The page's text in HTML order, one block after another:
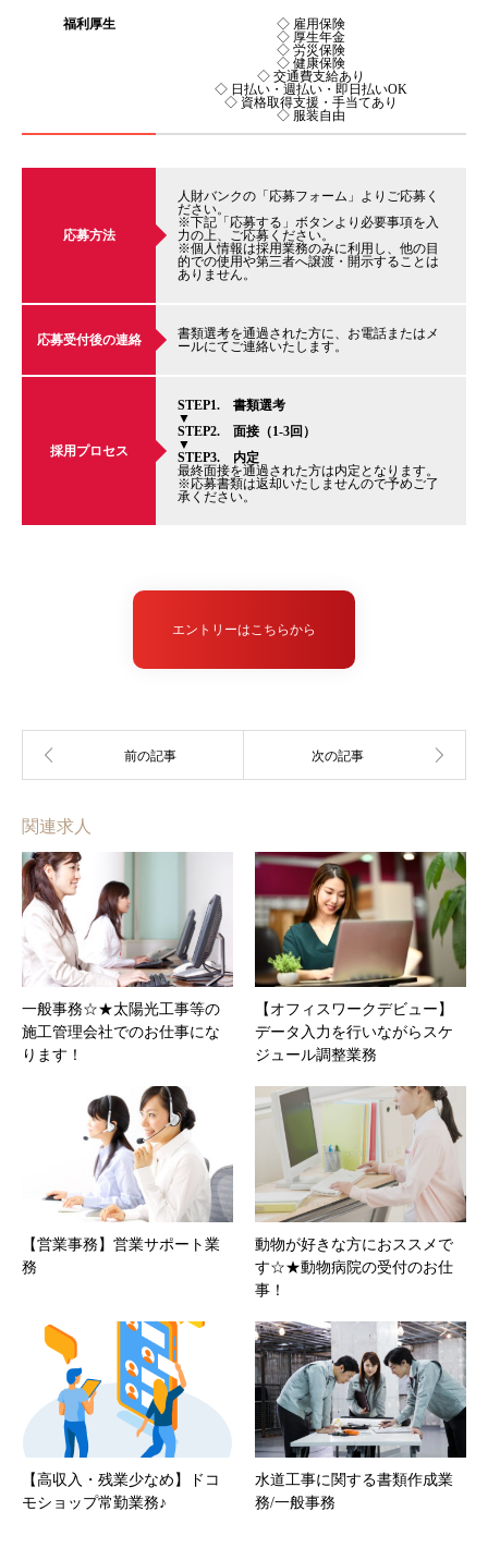
福利厚生
◇ 雇用保険
◇ 厚生年金
◇ 労災保険
◇ 健康保険
◇ 交通費支給あり
◇ 日払い・週払い・即日払いOK
◇ 資格取得支援・手当てあり
◇ 服装自由
応募方法
人財バンクの「応募フォーム」よりご応募く
ださい。
※下記「応募する」ボタンより必要事項を入
力の上、ご応募ください。
※個人情報は採用業務のみに利用し、他の目
的での使用や第三者へ譲渡・開示することは
ありません。
応募受付後の連絡
書類選考を通過された方に、お電話またはメ
ールにてご連絡いたします。
採用プロセス
STEP1. 書類選考
▼
STEP2. 面接（1-3回）
▼
STEP3. 内定
最終面接を通過された方は内定となります。
※応募書類は返却いたしませんので予めご了
承ください。
エントリーはこちらから
関連求人
一般事務☆★太陽光工事等の
施工管理会社でのお仕事にな
ります！
【オフィスワークデビュー】
データ入力を行いながらスケ
ジュール調整業務
【営業事務】営業サポート業
務
動物が好きな方におススメで
す☆★動物病院の受付のお仕
事！
【高収入・残業少なめ】ドコ
モショップ常勤業務♪
水道工事に関する書類作成業
務/一般事務